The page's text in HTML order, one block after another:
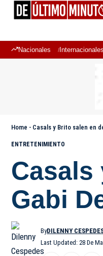
Nacionales Internacionales
Home - Casals y Brito salen en
ENTRETENIMIENTO
Casals
Gabi
Last Updated: 28 De
ByDILENNY